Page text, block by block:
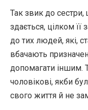
Так звик до сестри,
здається, цілком
до тих людей, які,
вбачають
допомагати іншим.
чоловікові, якби
свого життя й не